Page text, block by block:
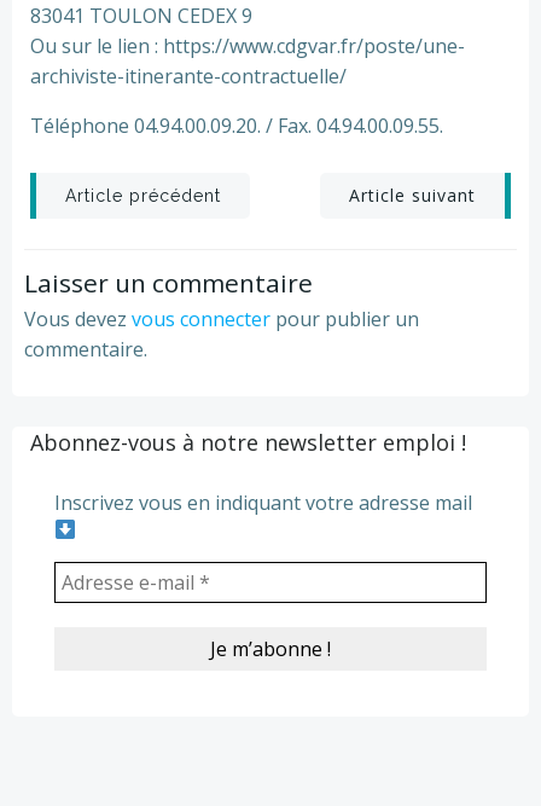
83041 TOULON CEDEX 9
Ou sur le lien : https://www.cdgvar.fr/poste/une-
archiviste-itinerante-contractuelle/
Téléphone 04.94.00.09.20. / Fax. 04.94.00.09.55.
Post
navigation
Article précédent
Post
navigation
Article suivant
Laisser un commentaire
Vous devez vous connecter pour publier un
commentaire.
Abonnez-vous à notre newsletter emploi !
Inscrivez vous en indiquant votre adresse mail